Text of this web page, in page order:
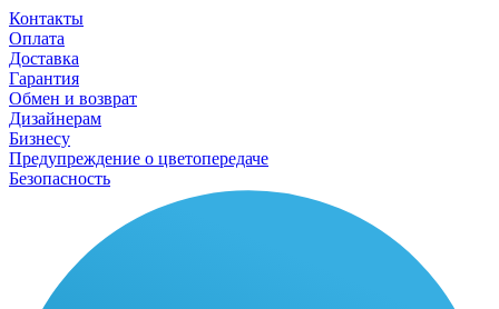
Контакты
Оплата
Доставка
Гарантия
Обмен и возврат
Дизайнерам
Бизнесу
Предупреждение о цветопередаче
Безопасность